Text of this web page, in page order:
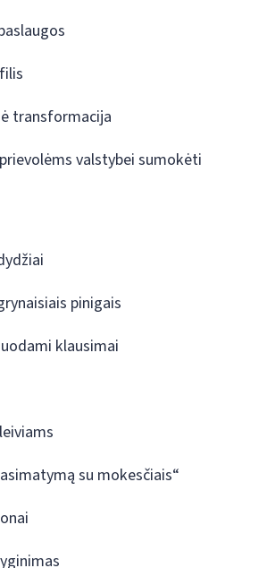
transformacija
valstybei sumokėti
pinigais
klausimai
su mokesčiais“